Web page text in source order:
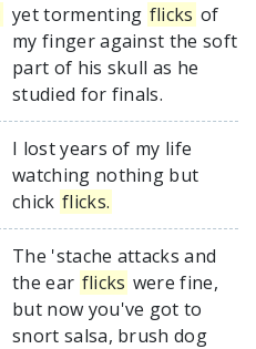
yet tormenting flicks of
my finger against the soft
part of his skull as he
studied for finals.
I lost years of my life
watching nothing but
chick flicks.
The 'stache attacks and
the ear flicks were fine,
but now you've got to
snort salsa, brush dog